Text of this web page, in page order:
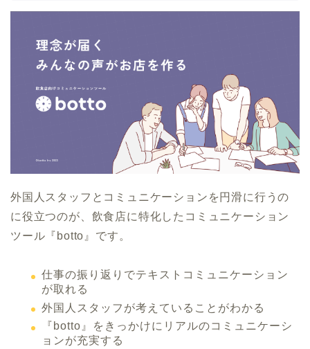
外国人スタッフとコミュニケーションを円滑に行うの
に役立つのが、飲食店に特化したコミュニケーション
ツール『botto』です。
仕事の振り返りでテキストコミュニケーション
が取れる
外国人スタッフが考えていることがわかる
『botto』をきっかけにリアルのコミュニケーシ
ョンが充実する